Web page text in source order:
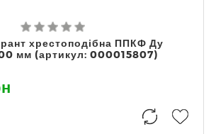
хрестоподібна ППКФ Ду
мм (артикул: 000015807)